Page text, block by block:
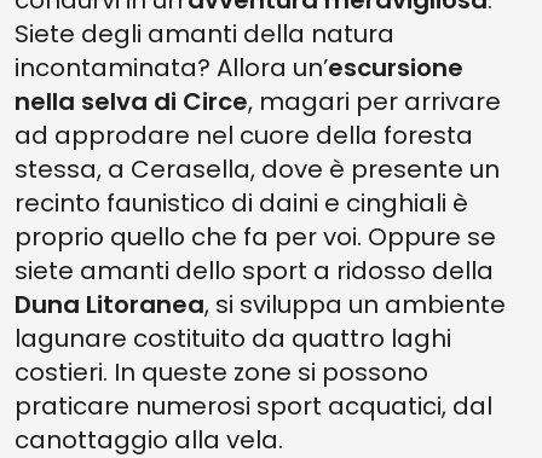
Siete degli amanti della natura
incontaminata? Allora un’escursione
nella selva di Circe, magari per arrivare
ad approdare nel cuore della foresta
stessa, a Cerasella, dove è presente un
recinto faunistico di daini e cinghiali è
proprio quello che fa per voi. Oppure se
siete amanti dello sport a ridosso della
Duna Litoranea, si sviluppa un ambiente
lagunare costituito da quattro laghi
costieri. In queste zone si possono
praticare numerosi sport acquatici, dal
canottaggio alla vela.